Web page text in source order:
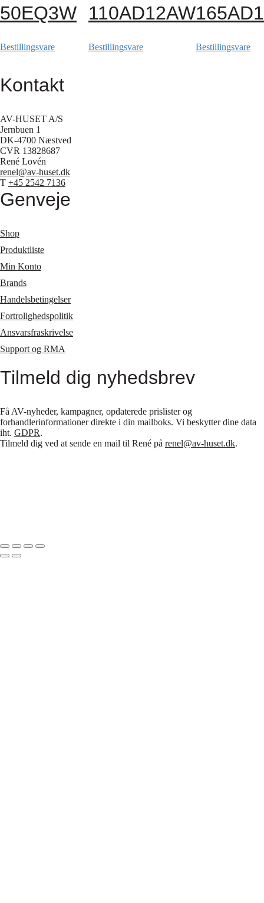
50EQ3W
Bestillingsvare
110AD12AW
Bestillingsvare Bestillingsvare
Kontakt
AV-HUSET A/S
Jernbuen 1
DK-4700 Næstved
CVR 13828687
René Lovén
renel@av-huset.dk
T +45 2542 7136
Genveje
Shop
Produktliste
Min Konto
Brands
Handelsbetingelser
Fortrolighedspolitik
Ansvarsfraskrivelse
Support og RMA
Tilmeld dig nyhedsbrev
Få AV-nyheder, kampagner, opdaterede prislister og
forhandlerinformationer direkte i din mailboks. Vi beskytter dine data
iht. GDPR.
Tilmeld dig ved at sende en mail til René på renel@av-huset.dk.